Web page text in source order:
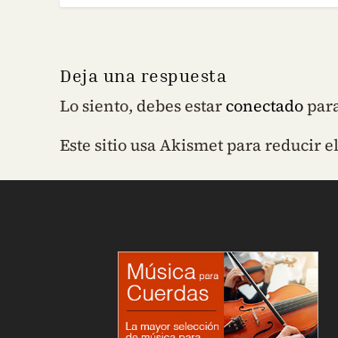
Deja una respuesta
Lo siento, debes estarconectado
Este sitio usa Akismet para reducir